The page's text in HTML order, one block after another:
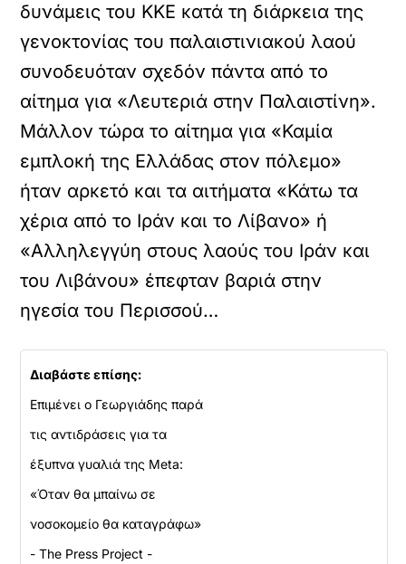
δυνάμεις του ΚΚΕ κατά τη διάρκεια της
γενοκτονίας του παλαιστινιακού λαού
συνοδευόταν σχεδόν πάντα από το
αίτημα για «Λευτεριά στην Παλαιστίνη».
Μάλλον τώρα το αίτημα για «Καμία
εμπλοκή της Ελλάδας στον πόλεμο»
ήταν αρκετό και τα αιτήματα «Κάτω τα
χέρια από το Ιράν και το Λίβανο» ή
«Αλληλεγγύη στους λαούς του Ιράν και
του Λιβάνου» έπεφταν βαριά στην
ηγεσία του Περισσού…
Διαβάστε επίσης:
Επιμένει ο Γεωργιάδης παρά
τις αντιδράσεις για τα
έξυπνα γυαλιά της Meta:
«Όταν θα μπαίνω σε
νοσοκομείο θα καταγράφω»
- The Press Project -